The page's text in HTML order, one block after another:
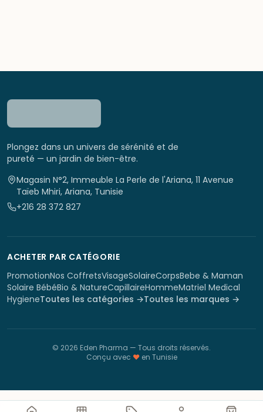
Plongez dans un univers de sérénité et de
pureté — un jardin de bien-être.
Magasin N°2, Immeuble La Perle de l'Ariana, 11 Avenue
Taïeb Mhiri, Ariana, Tunisie
+216 28 372 827
ACHETER PAR CATÉGORIE
PromotionNos CoffretsVisageSolaireCorpsBebe & Maman
Solaire BébéBio & NatureCapillaireHommeMatriel Medical
HygieneToutes les catégories →Toutes les marques →
© 2026 Eden Pharma — Tous droits réservés.
Conçu avec ♥en Tunisie